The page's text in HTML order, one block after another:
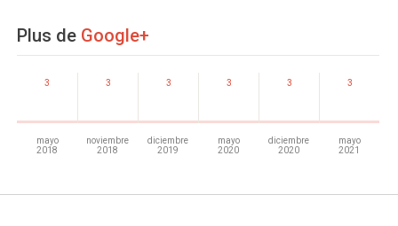
Plus de Google+
3
mayo
2018
3
noviembre
2018
3
diciembre
2019
3
mayo
2020
3
diciembre
2020
3
mayo
2021